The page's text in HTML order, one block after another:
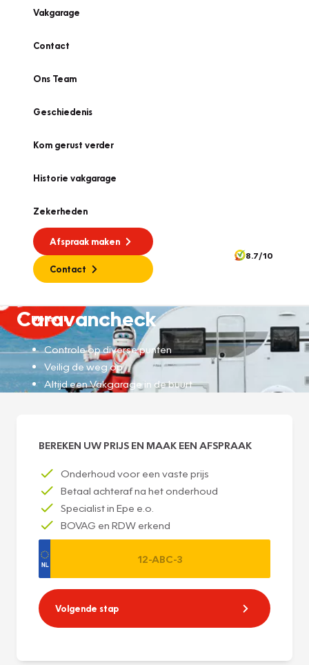
Vakgarage
Contact
Ons Team
Geschiedenis
Kom gerust verder
Historie vakgarage
Zekerheden
Afspraak maken
Contact
8.7/10
Diensten
Caravancheck
Controle op diverse punten
Veilig de weg op
Altijd een Vakgarage in de buurt
BEREKEN UW PRIJS EN MAAK EEN AFSPRAAK
Onderhoud voor een vaste prijs
Betaal achteraf na het onderhoud
Specialist in Epe e.o.
BOVAG en RDW erkend
Volgende stap